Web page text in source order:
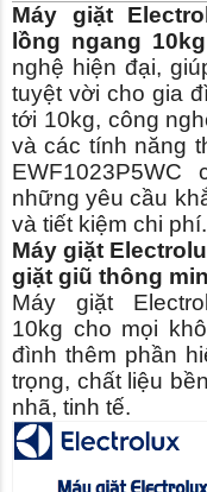
Máy giặt
lồng ngang 10kg
nghệ hiện đại,
tuyệt vời cho gia
tới 10kg, công
và các tính năng
những yêu cầu
và tiết kiệm chi phí.
Máy giặt
giặt giũ thông
Máy giặt
10kg cho mọi
đình thêm phần
trọng, chất liệu
nhã, tinh tế.